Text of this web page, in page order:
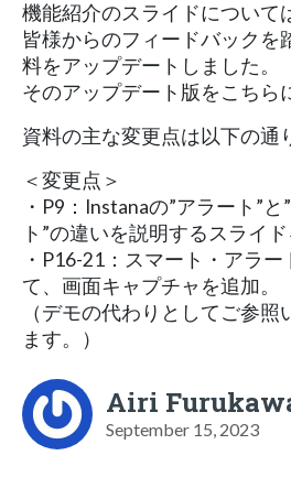
機能紹介のスライドについて
皆様からのフィードバックを
料をアップデートしました。
そのアップデート版をこちら
資料の主な変更点は以下の通
＜変更点＞
・P9：Instanaの”アラート”
ト”の違いを説明するスライド
・P16-21：スマート・アラ
て、画面キャプチャを追加。
（デモの代わりとしてご参
ます。）
Airi
September 15, 2023